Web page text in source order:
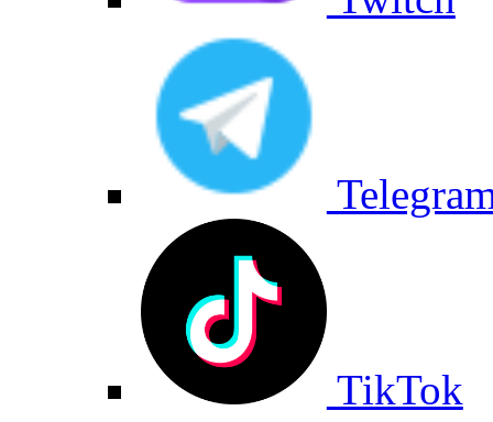
TikTok